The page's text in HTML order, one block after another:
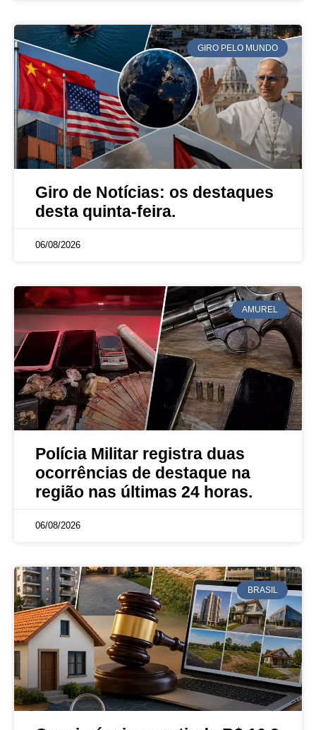
GIRO PELO MUNDO
Giro de Notícias: os destaques
desta quinta-feira.
06/08/2026
AMUREL
Polícia Militar registra duas
ocorrências de destaque na
região nas últimas 24 horas.
06/08/2026
BRASIL